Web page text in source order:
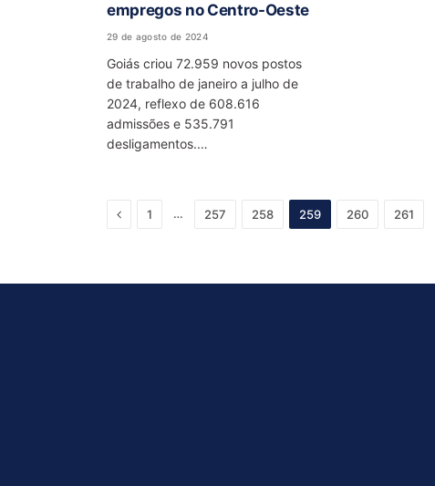
empregos no Centro-Oeste
29 de agosto de 2024
Goiás criou 72.959 novos postos
de trabalho de janeiro a julho de
2024, reflexo de 608.616
admissões e 535.791
desligamentos.…
Previous
1 … 257 258 259 260 261